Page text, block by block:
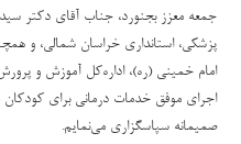
جمعه معزز بجنورد، جناب آقای دکتر
پزشکی، استانداری خراسان شمالی، و
امام خمینی (ره)، اداره‌کل آموزش و
اجرای موفق خدمات درمانی برای کودکان
صمیمانه سپاسگزاری می‌نمایم.